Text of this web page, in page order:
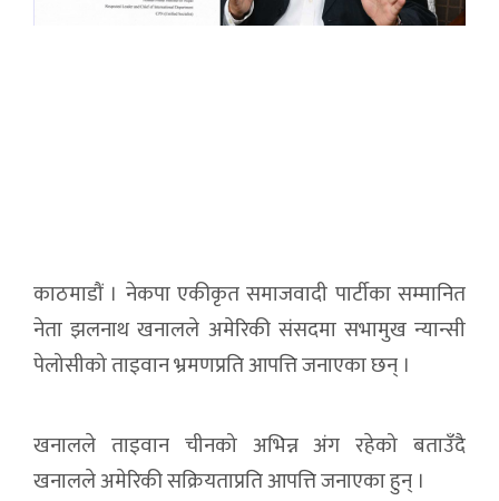
काठमाडौं । नेकपा एकीकृत समाजवादी पार्टीका सम्मानित
नेता झलनाथ खनालले अमेरिकी संसदमा सभामुख न्यान्सी
पेलोसीको ताइवान भ्रमणप्रति आपत्ति जनाएका छन् ।
खनालले ताइवान चीनको अभिन्न अंग रहेको बताउँदै
खनालले अमेरिकी सक्रियताप्रति आपत्ति जनाएका हुन् ।